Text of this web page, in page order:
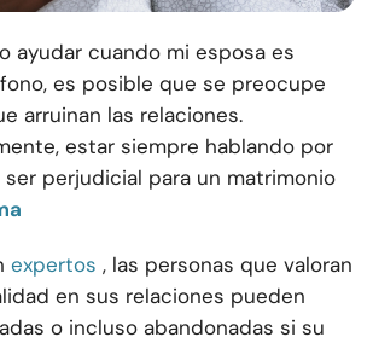
ayudar cuando mi esposa es
es posible que se preocupe
arruinan las relaciones.
estar siempre hablando por
perjudicial para un matrimonio
expertos , las personas que valoran
en sus relaciones pueden
o incluso abandonadas si su